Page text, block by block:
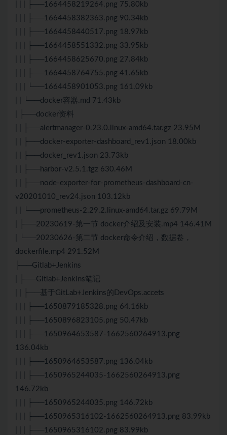
| | | ├──1664458219264.png 75.80kb
| | | ├──1664458382363.png 90.34kb
| | | ├──1664458440517.png 18.97kb
| | | ├──1664458551332.png 33.95kb
| | | ├──1664458625670.png 27.84kb
| | | ├──1664458764755.png 41.65kb
| | | └──1664458901053.png 161.09kb
| | └──docker容器.md 71.43kb
| ├──docker资料
| | ├──alertmanager-0.23.0.linux-amd64.tar.gz 23.95M
| | ├──docker-exporter-dashboard_rev1.json 18.00kb
| | ├──docker_rev1.json 23.73kb
| | ├──harbor-v2.5.1.tgz 630.46M
| | ├──node-exporter-for-prometheus-dashboard-cn-
v20201010_rev24.json 103.12kb
| | └──prometheus-2.29.2.linux-amd64.tar.gz 69.79M
| ├──20230619-第一节 docker介绍及安装.mp4 146.41M
| └──20230626-第二节 docker命令介绍，数据卷，
dockerfile.mp4 291.52M
├──Gitlab+Jenkins
| ├──Gitlab+Jenkins笔记
| | ├──基于GitLab+Jenkins的DevOps.accets
| | | ├──1650879185328.png 64.16kb
| | | ├──1650896823105.png 50.47kb
| | | ├──1650964653587-1662560264913.png
136.04kb
| | | ├──1650964653587.png 136.04kb
| | | ├──1650965244035-1662560264913.png
146.72kb
| | | ├──1650965244035.png 146.72kb
| | | ├──1650965316102-1662560264913.png 83.99kb
| | | ├──1650965316102.png 83.99kb